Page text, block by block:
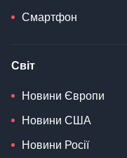
Смартфон
Світ
Новини Європи
Новини США
Новини Росії